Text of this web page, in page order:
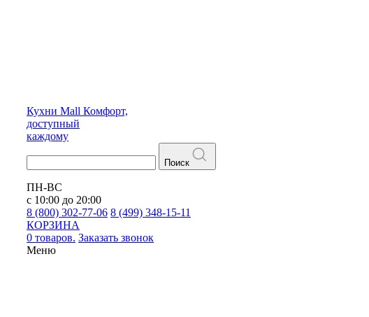
Кухни Mall Комфорт,
доступный
каждому
Поиск
ПН-ВС
с 10:00 до 20:00
8 (800) 302-77-06 8 (499) 348-15-11
КОРЗИНА
0 товаров. Заказать звонок
Меню